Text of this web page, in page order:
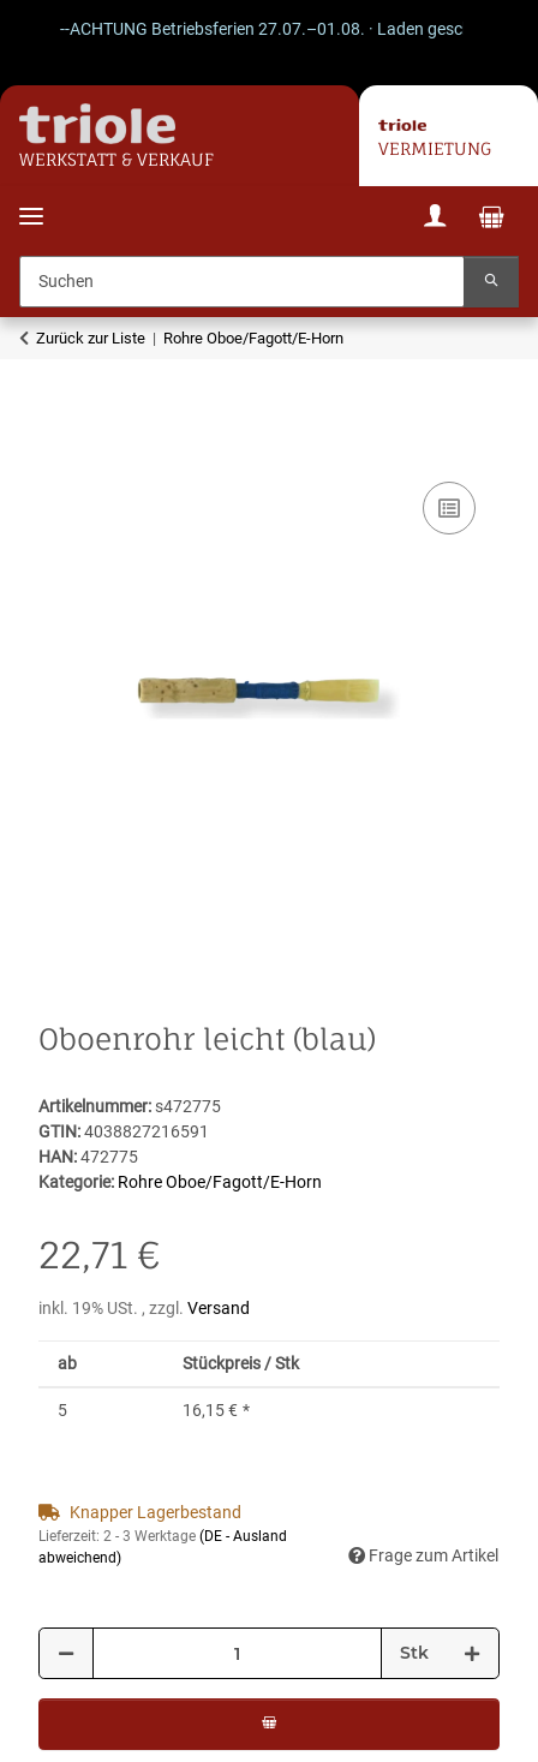
--ACHTUNG Betriebsferien 27.07.–01.08. · Laden geschlossen ·
WERKSTATT & VERKAUF
VERMIETUNG
Zurück zur Liste Rohre Oboe/Fagott/E-Horn
Oboenrohr leicht (blau)
Artikelnummer: s472775
GTIN:4038827216591
HAN:472775
Kategorie: Rohre Oboe/Fagott/E-Horn
22,71 €
inkl. 19% USt. , zzgl. Versand
ab Stückpreis / Stk
5 16,15 € *
Knapper Lagerbestand
Lieferzeit: 2 - 3 Werktage (DE - Ausland
abweichend)
Frage zum Artikel
Stk